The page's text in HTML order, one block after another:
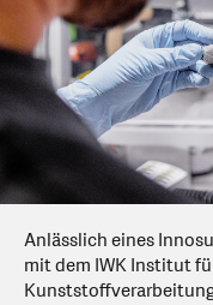
Anlässlich eines
mit dem IWK Institut